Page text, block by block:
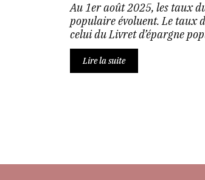
Au 1er août 2025, les taux
populaire évoluent. Le taux
celui du Livret d’épargne
Lire la suite